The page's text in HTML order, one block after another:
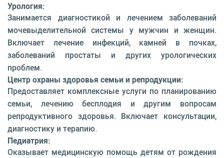
Урология:
Занимается диагностикой и лечением заболеваний
мочевыделительной системы у мужчин и женщин.
Включает лечение инфекций, камней в почках,
заболеваний простаты и других урологических
проблем.
Центр охраны здоровья семьи и репродукции:
Предоставляет комплексные услуги по планированию
семьи, лечению бесплодия и другим вопросам
репродуктивного здоровья. Включает консультации,
диагностику и терапию.
Педиатрия:
Оказывает медицинскую помощь детям от рождения